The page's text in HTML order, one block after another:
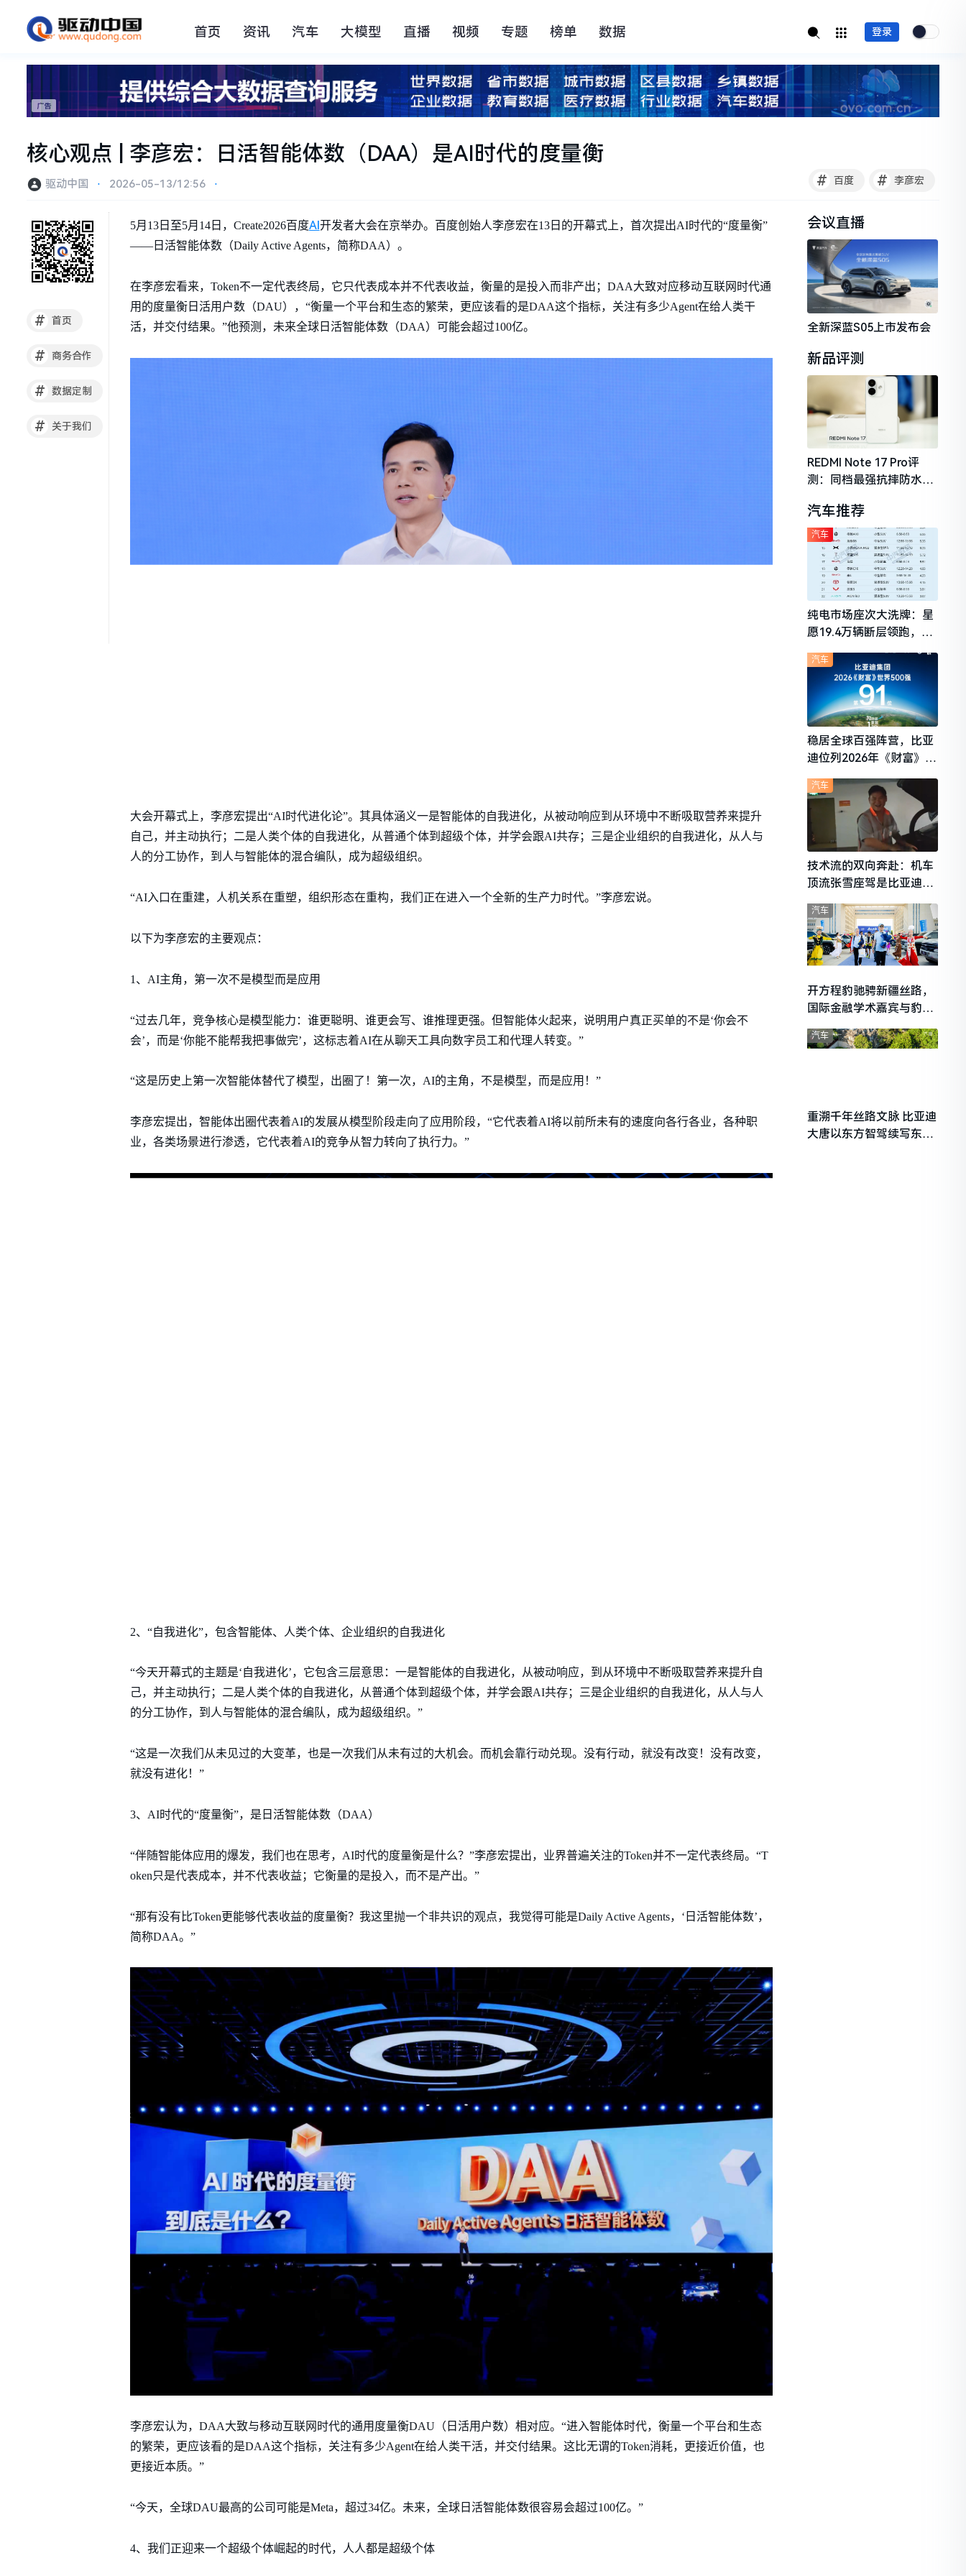
首页 资讯 汽车 大模型 直播 视频 专题 榜单 数据 登录
核心观点 | 李彦宏：日活智能体数（DAA）是AI时代的度量衡
# 百度 # 李彦宏
驱动中国 ⋅ 2026-05-13/12:56 ⋅
# 首页
# 商务合作
# 数据定制
# 关于我们
5月13日至5月14日，Create2026百度AI 开发者大会在京举办。百度创始人李彦宏在13日的开幕式上，首次提出AI时代的“度量衡”
——日活智能体数（Daily Active Agents，简称DAA）。
在李彦宏看来，Token不一定代表终局，它只代表成本并不代表收益，衡量的是投入而非产出；DAA大致对应移动互联网时代通
用的度量衡日活用户数（DAU），“衡量一个平台和生态的繁荣，更应该看的是DAA这个指标，关注有多少Agent在给人类干
活，并交付结果。”他预测，未来全球日活智能体数（DAA）可能会超过100亿。
大会开幕式上，李彦宏提出“AI时代进化论”。其具体涵义一是智能体的自我进化，从被动响应到从环境中不断吸取营养来提升
自己，并主动执行；二是人类个体的自我进化，从普通个体到超级个体，并学会跟AI共存；三是企业组织的自我进化，从人与
人的分工协作，到人与智能体的混合编队，成为超级组织。
“AI入口在重建，人机关系在重塑，组织形态在重构，我们正在进入一个全新的生产力时代。”李彦宏说。
以下为李彦宏的主要观点：
1、AI主角，第一次不是模型而是应用
“过去几年，竞争核心是模型能力：谁更聪明、谁更会写、谁推理更强。但智能体火起来，说明用户真正买单的不是‘你会不
会’，而是‘你能不能帮我把事做完’，这标志着AI在从聊天工具向数字员工和代理人转变。”
“这是历史上第一次智能体替代了模型，出圈了！第一次，AI的主角，不是模型，而是应用！”
李彦宏提出，智能体出圈代表着AI的发展从模型阶段走向了应用阶段，“它代表着AI将以前所未有的速度向各行各业，各种职
业，各类场景进行渗透，它代表着AI的竞争从智力转向了执行力。”
2、“自我进化”，包含智能体、人类个体、企业组织的自我进化
“今天开幕式的主题是‘自我进化’，它包含三层意思：一是智能体的自我进化，从被动响应，到从环境中不断吸取营养来提升自
己，并主动执行；二是人类个体的自我进化，从普通个体到超级个体，并学会跟AI共存；三是企业组织的自我进化，从人与人
的分工协作，到人与智能体的混合编队，成为超级组织。”
“这是一次我们从未见过的大变革，也是一次我们从未有过的大机会。而机会靠行动兑现。没有行动，就没有改变！没有改变，
就没有进化！”
3、AI时代的“度量衡”，是日活智能体数（DAA）
“伴随智能体应用的爆发，我们也在思考，AI时代的度量衡是什么？”李彦宏提出，业界普遍关注的Token并不一定代表终局。“T
oken只是代表成本，并不代表收益；它衡量的是投入，而不是产出。”
“那有没有比Token更能够代表收益的度量衡？我这里抛一个非共识的观点，我觉得可能是Daily Active Agents，‘日活智能体数’，
简称DAA。”
李彦宏认为，DAA大致与移动互联网时代的通用度量衡DAU（日活用户数）相对应。“进入智能体时代，衡量一个平台和生态
的繁荣，更应该看的是DAA这个指标，关注有多少Agent在给人类干活，并交付结果。这比无谓的Token消耗，更接近价值，也
更接近本质。”
“今天，全球DAU最高的公司可能是Meta，超过34亿。未来，全球日活智能体数很容易会超过100亿。”
4、我们正迎来一个超级个体崛起的时代，人人都是超级个体
会议直播
全新深蓝S05上市发布会
新品评测
REDMI Note 17 Pro评
测：同档最强抗摔防水，
守门员
汽车推荐
纯电市场座次大洗牌：星
愿19.4万辆断层领跑，理
想i6成最强黑马
汽车
稳居全球百强阵营，比亚
迪位列2026年《财富》世
汽车
技术流的双向奔赴：机车
顶流张雪座驾是比亚迪秦
L
汽车
开方程豹驰骋新疆丝路，
国际金融学术嘉宾与豹友
共赴山海热爱
汽车
重溯千年丝路文脉 比亚迪
大唐以东方智驾续写东西
汽车